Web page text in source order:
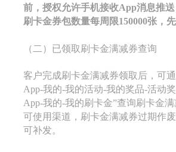
前，授权允许手机接收App消息推送
刷卡金券包数量每周限150000张 ，先
（二）已领取刷卡金满减券查询
客户完成刷卡金满减券领取后，可
App-我的-我的活动-我的奖品-活动
App-我的-我的刷卡金”查询刷卡金
可使用渠道，刷卡金满减券过期作
可补发。